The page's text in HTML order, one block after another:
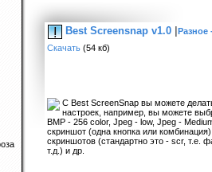
Best Screensnap v1.0 |Разное
Скачать (54 кб)
С Best ScreenSnap вы можете
настроек, например, вы можете
BMP - 256 color, Jpeg - low, Jpeg -
скриншот (одна кнопка или
скриншотов (стандартно это - scr, т.е.
т.д.) и др.